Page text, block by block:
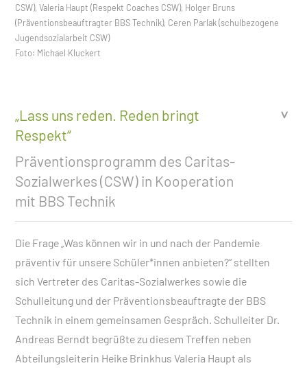
CSW), Valeria Haupt (Respekt Coaches CSW), Holger Bruns
(Präventionsbeauftragter BBS Technik), Ceren Parlak (schulbezogene
Jugendsozialarbeit CSW)
Foto: Michael Kluckert
„Lass uns reden. Reden bringt
Respekt“
Präventionsprogramm des Caritas-
Sozialwerkes (CSW) in Kooperation
mit BBS Technik
Die Frage „Was können wir in und nach der Pandemie
präventiv für unsere Schüler*innen anbieten?“ stellten
sich Vertreter des Caritas-Sozialwerkes sowie die
Schulleitung und der Präventionsbeauftragte der BBS
Technik in einem gemeinsamen Gespräch. Schulleiter Dr.
Andreas Berndt begrüßte zu diesem Treffen neben
Abteilungsleiterin Heike Brinkhus Valeria Haupt als